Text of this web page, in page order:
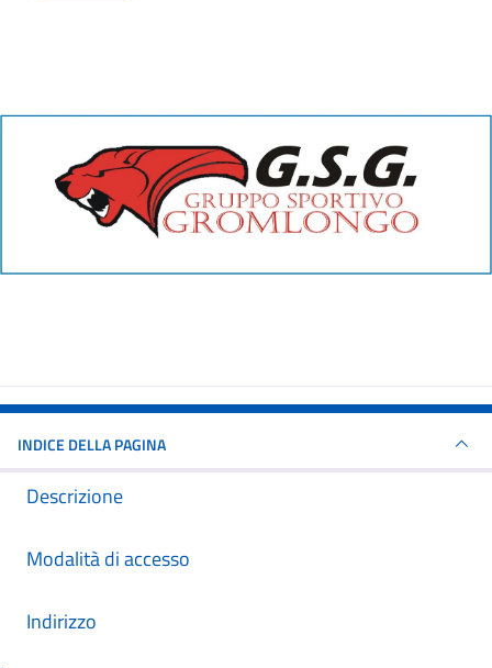
INDICE DELLA PAGINA
Descrizione
Modalità di accesso
Indirizzo